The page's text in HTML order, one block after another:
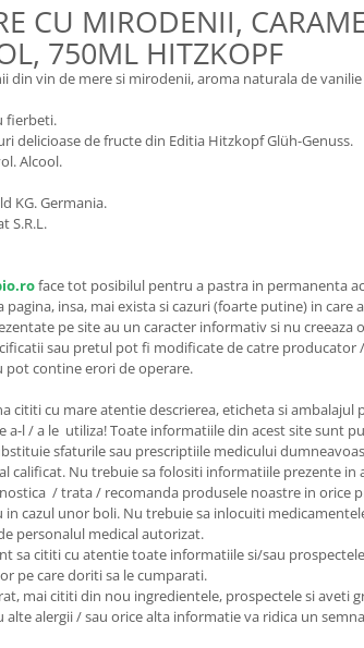
CU MIRODENII,
750ML HITZKOPF
din vin de mere si mirodenii, aroma naturala de
fierbeti.
delicioase de fructe din Editia Hitzkopf Glüh-Genuss.
Alcool.
KG. Germania.
S.R.L.
face tot posibilul pentru a pastra in permanenta
insa, mai exista si cazuri (foarte putine) in care
pe site au un caracter informativ si nu creeaza
sau pretul pot fi modificate de catre producator /
pot contine erori de operare.
cititi cu mare atentie descrierea, eticheta si ambalajul
a-l / a le utiliza! Toate informatiile din acest site sunt
sfaturile sau prescriptiile medicului
calificat. Nu trebuie sa folositi informatiile prezente in
/ trata / recomanda produsele noastre in orice
in cazul unor boli. Nu trebuie sa inlocuiti
personalul medical autorizat.
sa cititi cu atentie toate informatiile si/sau prospectele
pe care doriti sa le cumparati.
mai cititi din nou ingredientele, prospectele si aveti
alte alergii / sau orice alta informatie va ridica un